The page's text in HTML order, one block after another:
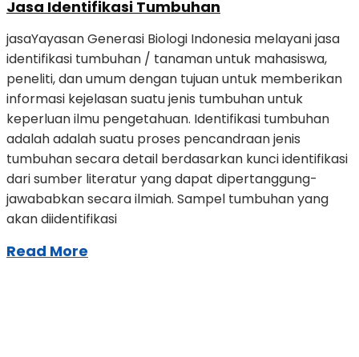
Jasa Identifikasi Tumbuhan
jasaYayasan Generasi Biologi Indonesia melayani jasa
identifikasi tumbuhan / tanaman untuk mahasiswa,
peneliti, dan umum dengan tujuan untuk memberikan
informasi kejelasan suatu jenis tumbuhan untuk
keperluan ilmu pengetahuan. Identifikasi tumbuhan
adalah adalah suatu proses pencandraan jenis
tumbuhan secara detail berdasarkan kunci identifikasi
dari sumber literatur yang dapat dipertanggung-
jawababkan secara ilmiah. Sampel tumbuhan yang
akan diidentifikasi
Read More